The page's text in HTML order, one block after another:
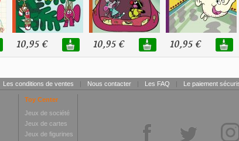
10,95 € 10,95 € 10,95 €
Les conditions de ventes | Nous contacter | Les FAQ | Le paiement
Toy Center
Jeux de société
Jeux de cartes
Jeux de figurines